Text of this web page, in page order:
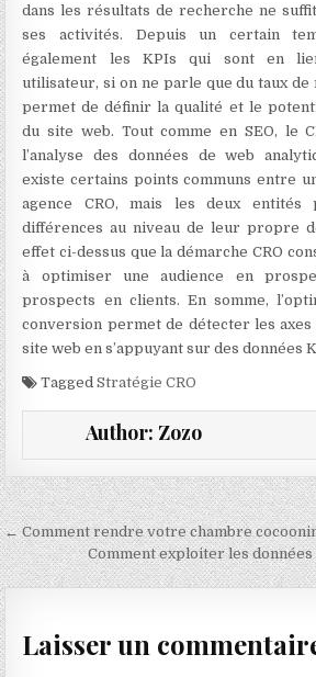
dans les résultats de recherche ne
ses activités. Depuis un certain
également les KPIs qui sont en
utilisateur, si on ne parle que du taux de
permet de définir la qualité et le
du site web. Tout comme en SEO, le
l’analyse des données de web
existe certains points communs entre
agence CRO, mais les deux entités
différences au niveau de leur propre
effet ci-dessus que la démarche CRO
à optimiser une audience en
prospects en clients. En somme,
conversion permet de détecter les axes
site web en s’appuyant sur des données
TaggedStratégie CRO
Author: Zozo
Navigation de l’article
← Comment rendre votre chambre
Comment exploiter les données
Laisser un